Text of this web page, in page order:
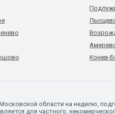
Конев-
области на неделю,
для частного,